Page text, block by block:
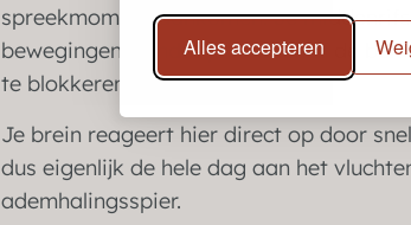
Alles accepteren
spreekmoment aankomen. Je
bewegingen. Omdat je middenrif de
te blokkeren.
Je brein reageert hier direct op door
dus eigenlijk de hele dag aan het
ademhalingsspier.